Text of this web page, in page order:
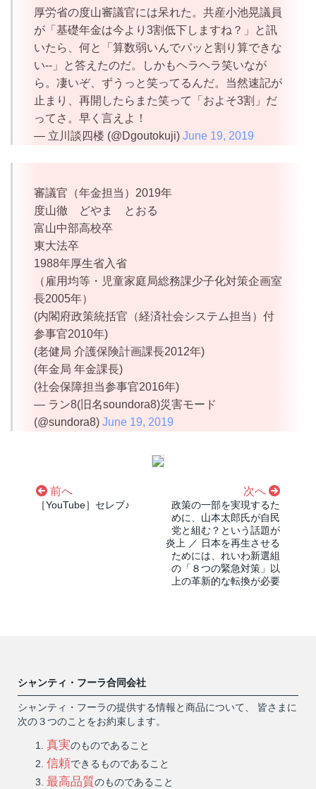
厚労省の度山審議官には呆れた。共産小池晃議員
が「基礎年金は今より3割低下しますね？」と訊
いたら、何と「算数弱いんでパッと割り算できな
い--」と答えたのだ。しかもヘラヘラ笑いなが
ら。凄いぞ、ずうっと笑ってるんだ。当然速記が
止まり、再開したらまた笑って「およそ3割」だ
ってさ。早く言えよ！
— 立川談四楼 (@Dgoutokuji) June 19, 2019
審議官（年金担当）2019年
度山徹 どやま とおる
富山中部高校卒
東大法卒
1988年厚生省入省
（雇用均等・児童家庭局総務課少子化対策企画室
長2005年）
(内閣府政策統括官（経済社会システム担当）付
参事官2010年)
(老健局 介護保険計画課長2012年)
(年金局 年金課長)
(社会保障担当参事官2016年)
— ラン8(旧名soundora8)災害モード
(@sundora8) June 19, 2019
前へ
［YouTube］セレブ♪
次へ
政策の一部を実現するた
めに、山本太郎氏が自民
党と組む？という話題が
炎上 ／ 日本を再生させる
ためには、れいわ新選組
の「８つの緊急対策」以
上の革新的な転換が必要
シャンティ・フーラ合同会社
シャンティ・フーラの提供する情報と商品について、 皆さまに
次の３つのことをお約束します。
真実のものであること
信頼できるものであること
最高品質のものであること